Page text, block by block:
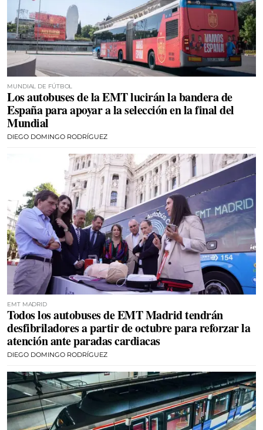
MUNDIAL DE FÚTBOL
Los autobuses de la EMT lucirán la bandera de
España para apoyar a la selección en la final del
Mundial
DIEGO DOMINGO RODRÍGUEZ
EMT MADRID
Todos los autobuses de EMT Madrid tendrán
desfibriladores a partir de octubre para reforzar la
atención ante paradas cardiacas
DIEGO DOMINGO RODRÍGUEZ